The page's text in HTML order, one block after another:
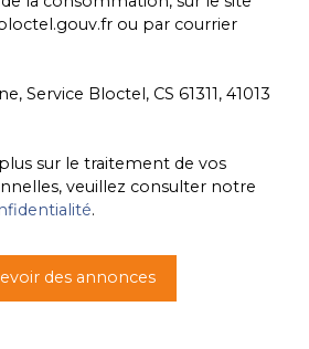
ou par courrier
Service Bloctel, CS 61311, 41013
sur le traitement de vos
veuillez consulter notre
.
des annonces